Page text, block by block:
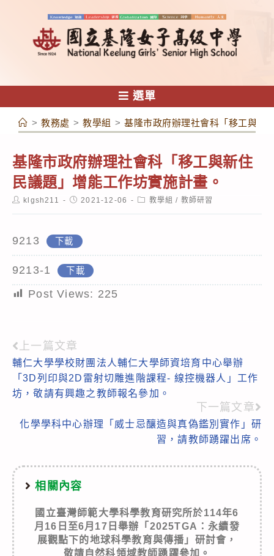
容
選單
> 教務處 > 教學組 > 基隆市政府辦理社會科「移工與新
基隆市政府辦理社會科「移工與新住
民議題」增能工作坊實施計畫。
Postklgsh211
Post2021-12-06
Post教學組 / 教師研習
9213 下載
9213-1 下載
Post Views: 225
Read
more
articles
上一篇文章
輔仁大學學校財團法人輔仁大學師資培育中心舉辦
「3D列印與2D雷射切雕進階課程- 線控機器人」工作
坊，敬請有興趣之教師報名參加。
下一篇文章
化學學科中心辦理「威士忌釀造與真偽鑑別實作」研
習，請教師踴躍出席。
相關內容
國立臺灣師範大學科學教育研究所於114年6
月16日至6月17日舉辦「2025TGA：永續發
展觀點下的地球科學教育與傳播」研討會，
敬請自然科領域教師踴躍參加。